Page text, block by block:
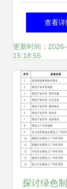
维 时钟、
商用数
查看详
更新时间：
15:18:55
探讨绿色